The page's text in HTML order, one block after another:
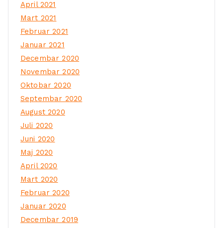
April 2021
Mart 2021
Februar 2021
Januar 2021
Decembar 2020
Novembar 2020
Oktobar 2020
Septembar 2020
August 2020
Juli 2020
Juni 2020
Maj 2020
April 2020
Mart 2020
Februar 2020
Januar 2020
Decembar 2019